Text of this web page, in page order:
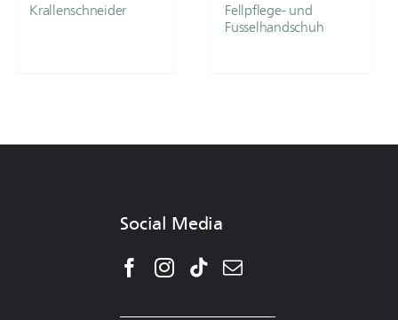
Krallenschneider
Fellpflege- und
Fusselhandschuh
Social Media